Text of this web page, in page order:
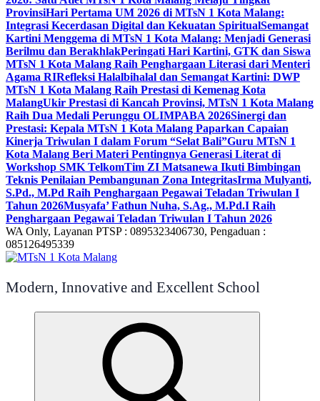
ProvinsiHari Pertama UM 2026 di MTsN 1 Kota Malang:
Integrasi Kecerdasan Digital dan Kekuatan SpiritualSemangat
Kartini Menggema di MTsN 1 Kota Malang: Menjadi Generasi
Berilmu dan BerakhlakPeringati Hari Kartini, GTK dan Siswa
MTsN 1 Kota Malang Raih Penghargaan Literasi dari Menteri
Agama RIRefleksi Halalbihalal dan Semangat Kartini: DWP
MTsN 1 Kota Malang Raih Prestasi di Kemenag Kota
MalangUkir Prestasi di Kancah Provinsi, MTsN 1 Kota Malang
Raih Dua Medali Perunggu OLIMPABA 2026Sinergi dan
Prestasi: Kepala MTsN 1 Kota Malang Paparkan Capaian
Kinerja Triwulan I dalam Forum “Selat Bali”Guru MTsN 1
Kota Malang Beri Materi Pentingnya Generasi Literat di
Workshop SMK TelkomTim ZI Matsanewa Ikuti Bimbingan
Teknis Penilaian Pembangunan Zona IntegritasIrma Mulyanti,
S.Pd., M.Pd Raih Penghargaan Pegawai Teladan Triwulan I
Tahun 2026Musyafa’ Fathun Nuha, S.Ag., M.Pd.I Raih
Penghargaan Pegawai Teladan Triwulan I Tahun 2026
WA Only, Layanan PTSP : 0895323406730, Pengaduan :
085126495339
Modern, Innovative and Excellent School